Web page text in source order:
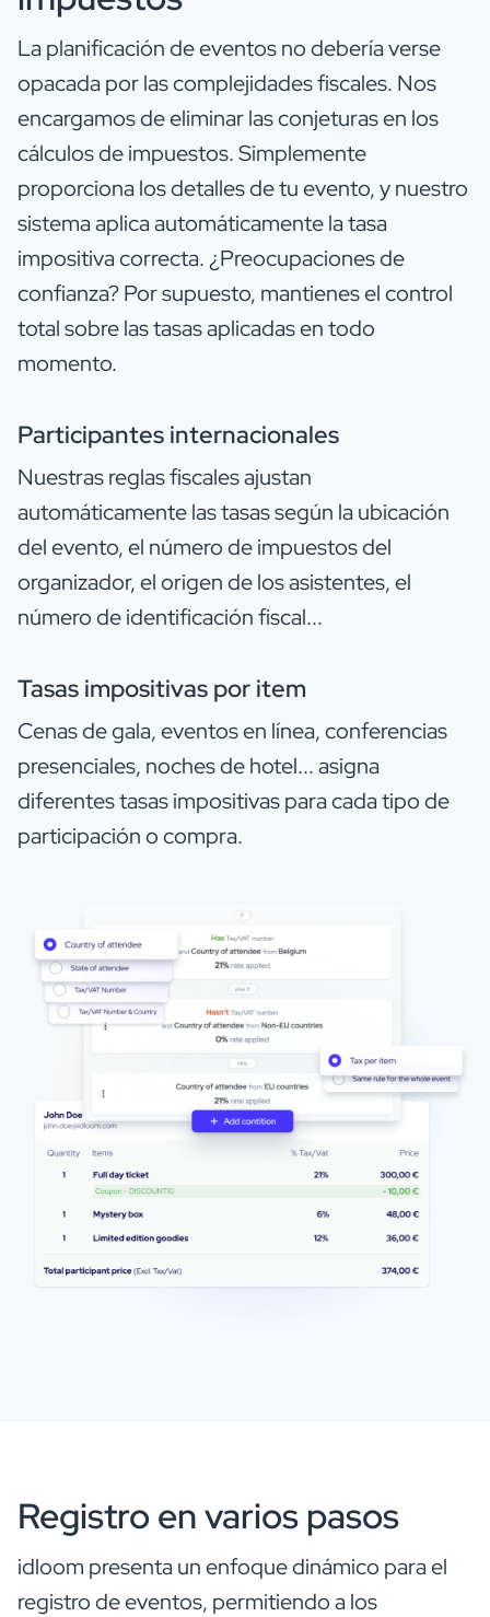
La planificación de eventos no debería verse
opacada por las complejidades fiscales. Nos
encargamos de eliminar las conjeturas en los
cálculos de impuestos. Simplemente
proporciona los detalles de tu evento, y nuestro
sistema aplica automáticamente la tasa
impositiva correcta. ¿Preocupaciones de
confianza? Por supuesto, mantienes el control
total sobre las tasas aplicadas en todo
momento.
Participantes internacionales
Nuestras reglas fiscales ajustan
automáticamente las tasas según la ubicación
del evento, el número de impuestos del
organizador, el origen de los asistentes, el
número de identificación fiscal...
Tasas impositivas por item
Cenas de gala, eventos en línea, conferencias
presenciales, noches de hotel... asigna
diferentes tasas impositivas para cada tipo de
participación o compra.
Registro en varios pasos
idloom presenta un enfoque dinámico para el
registro de eventos, permitiendo a los